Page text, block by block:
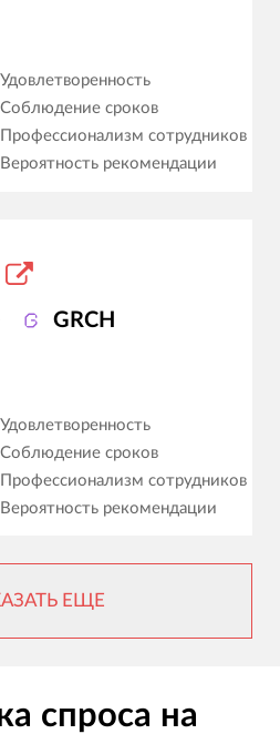
Удовлетворенность
Соблюдение сроков
Профессионализм сотрудников
Вероятность рекомендации
GRCH
Удовлетворенность
Соблюдение сроков
Профессионализм сотрудников
Вероятность рекомендации
ЕЩЕ
спроса на